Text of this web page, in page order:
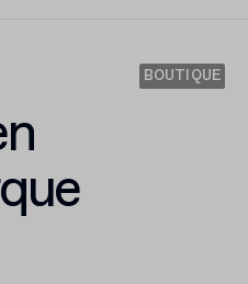
BOUTIQUE